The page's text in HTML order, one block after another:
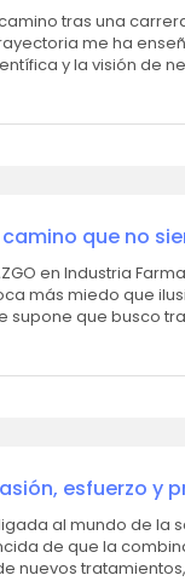
me ha
y la visión de
que no
en Industria
que busco
esfuerzo y
al mundo de la
de que la
nuevos